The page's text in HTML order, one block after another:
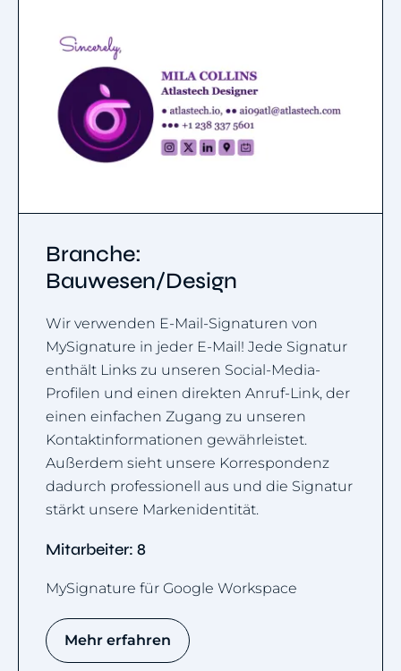
Branche:
Bauwesen/Design
Wir verwenden E-Mail-Signaturen von
MySignature in jeder E-Mail! Jede Signatur
enthält Links zu unseren Social-Media-
Profilen und einen direkten Anruf-Link, der
einen einfachen Zugang zu unseren
Kontaktinformationen gewährleistet.
Außerdem sieht unsere Korrespondenz
dadurch professionell aus und die Signatur
stärkt unsere Markenidentität.
Mitarbeiter: 8
MySignature für Google Workspace
Mehr erfahren